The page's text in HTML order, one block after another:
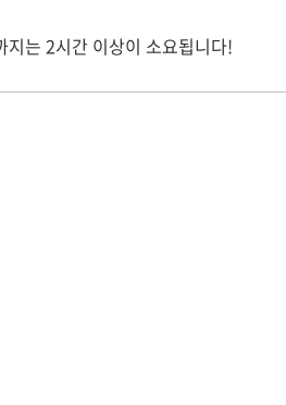
지는 2시간 이상이 소요됩니다!